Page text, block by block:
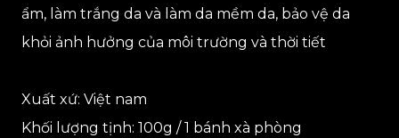
ẩm, làm trắng da và làm da mềm da, bảo vệ da
khỏi ảnh hưởng của môi trường và thời tiết
Xuất xứ: Việt nam
Khối lượng tịnh: 100g / 1 bánh xà phòng